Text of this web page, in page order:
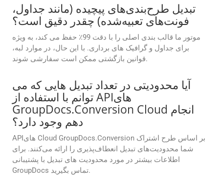
تبدیل طرح‌بندی‌های پیچیده (مانند جداول،
فونت‌های تعبیه‌شده) چقدر دقیق است؟
موتور ما قالب بندی اصلی را با دقت 99٪ حفظ می کند، به ویژه
برای جداول و گرافیک های برداری. با این حال، در موارد لبه،
قوانین بازگشتی ممکن است سفارشی شوند.
آیا محدودیتی در تعداد تبدیل هایی که می
توانم با استفاده از APIهای
GroupDocs.Conversion Cloud انجام
دهم وجود دارد؟
APIهای Cloud GroupDocs.Conversion بر اساس طرح اشتراک
شما محدودیت‌های تبدیل انعطاف‌پذیری را ارائه می‌کنند. برای
اطلاعات بیشتر در مورد محدودیت های تبدیل با پشتیبانی
GroupDocs تماس بگیرید.